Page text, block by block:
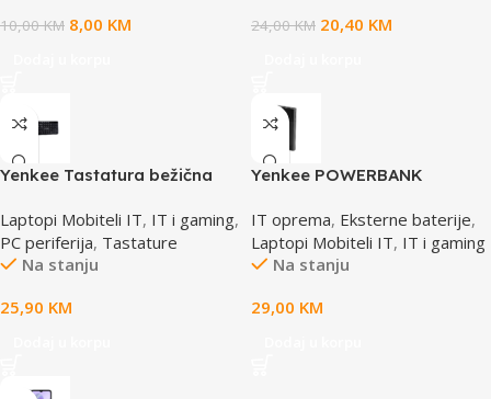
10,00KM 8,00 KM 24,00KM 20,40 KM
Yenkee Tastatura bežična
Laptopi Mobiteli IT, IT i gaming,
PC periferija, Tastature
Na stanju
25,90 KM
Yenkee POWERBANK
1041
IT oprema, Eksterne baterije,
Laptopi Mobiteli IT, IT i gaming
Na stanju
29,00 KM